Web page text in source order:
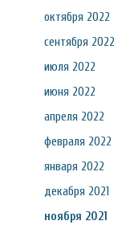
октября 2022
сентября 2022
июля 2022
июня 2022
апреля 2022
февраля 2022
января 2022
декабря 2021
ноября 2021